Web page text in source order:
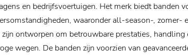
en bedrijfsvoertuigen. Het merk biedt banden
waaronder all-season-, zomer-
ontworpen om betrouwbare prestaties, handling
wegen. De banden zijn voorzien van